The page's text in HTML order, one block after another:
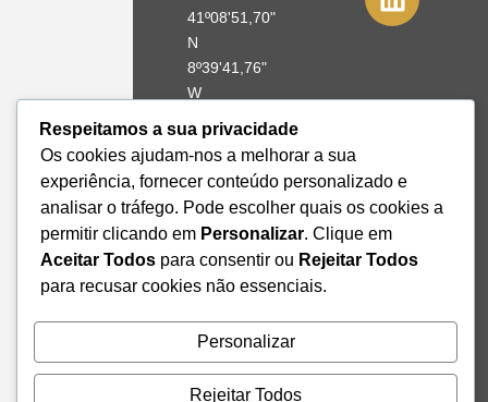
41º08'51,70"
N
8º39'41,76"
W
+351 228
geral@institutodemobilidade.org
Subscreva
a
Newsletter
Send
Respeitamos a sua privacidade
Os cookies ajudam-nos a melhorar a sua
experiência, fornecer conteúdo personalizado e
analisar o tráfego. Pode escolher quais os cookies a
permitir clicando em Personalizar. Clique em
Aceitar Todos para consentir ou Rejeitar Todos
para recusar cookies não essenciais.
Personalizar
Rejeitar Todos